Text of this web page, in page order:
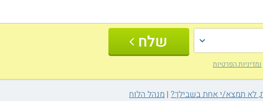
שלח
ומדיניות הפרטיות
| מנהל הלוח